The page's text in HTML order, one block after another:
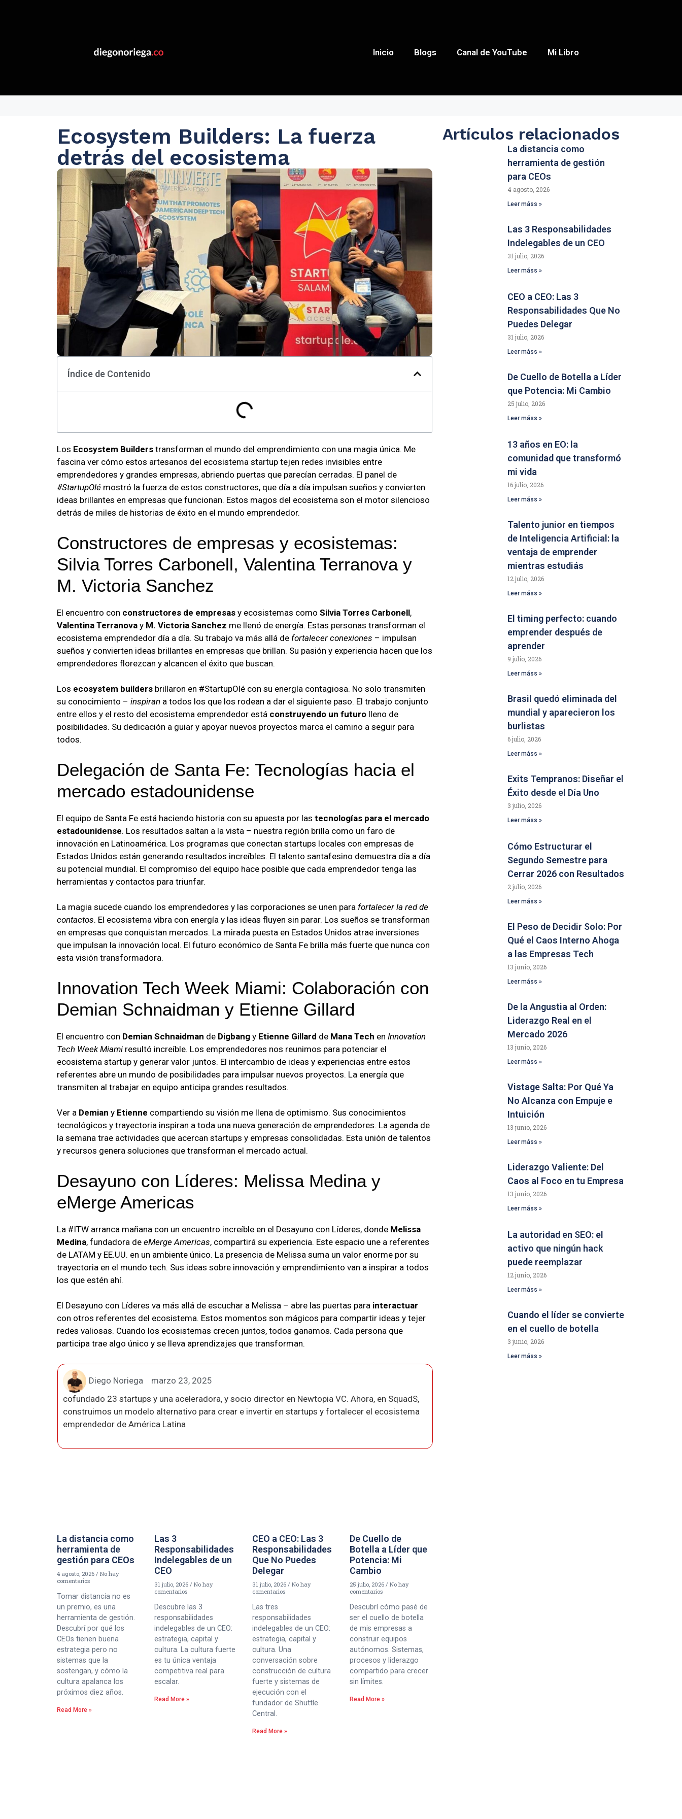
Inicio Blogs Canal de YouTube Mi Libro
Ecosystem Builders: La fuerza
detrás del ecosistema
Índice de Contenido
Los Ecosystem Builders transforman el mundo del emprendimiento con una magia única. Me
fascina ver cómo estos artesanos del ecosistema startup tejen redes invisibles entre
emprendedores y grandes empresas, abriendo puertas que parecían cerradas. El panel de
#StartupOlé mostró la fuerza de estos constructores, que día a día impulsan sueños y convierten
ideas brillantes en empresas que funcionan. Estos magos del ecosistema son el motor silencioso
detrás de miles de historias de éxito en el mundo emprendedor.
Constructores de empresas y ecosistemas:
Silvia Torres Carbonell, Valentina Terranova y
M. Victoria Sanchez
El encuentro con constructores de empresas y ecosistemas como Silvia Torres Carbonell,
Valentina Terranova y M. Victoria Sanchez me llenó de energía. Estas personas transforman el
ecosistema emprendedor día a día. Su trabajo va más allá de fortalecer conexiones – impulsan
sueños y convierten ideas brillantes en empresas que brillan. Su pasión y experiencia hacen que los
emprendedores florezcan y alcancen el éxito que buscan.
Los ecosystem builders brillaron en #StartupOlé con su energía contagiosa. No solo transmiten
su conocimiento – inspiran a todos los que los rodean a dar el siguiente paso. El trabajo conjunto
entre ellos y el resto del ecosistema emprendedor está construyendo un futuro lleno de
posibilidades. Su dedicación a guiar y apoyar nuevos proyectos marca el camino a seguir para
todos.
Delegación de Santa Fe: Tecnologías hacia el
mercado estadounidense
El equipo de Santa Fe está haciendo historia con su apuesta por las tecnologías para el mercado
estadounidense. Los resultados saltan a la vista – nuestra región brilla como un faro de
innovación en Latinoamérica. Los programas que conectan startups locales con empresas de
Estados Unidos están generando resultados increíbles. El talento santafesino demuestra día a día
su potencial mundial. El compromiso del equipo hace posible que cada emprendedor tenga las
herramientas y contactos para triunfar.
La magia sucede cuando los emprendedores y las corporaciones se unen para fortalecer la red de
contactos. El ecosistema vibra con energía y las ideas fluyen sin parar. Los sueños se transforman
en empresas que conquistan mercados. La mirada puesta en Estados Unidos atrae inversiones
que impulsan la innovación local. El futuro económico de Santa Fe brilla más fuerte que nunca con
esta visión transformadora.
Innovation Tech Week Miami: Colaboración con
Demian Schnaidman y Etienne Gillard
El encuentro con Demian Schnaidman de Digbang y Etienne Gillard de Mana Tech en Innovation
Tech Week Miami resultó increíble. Los emprendedores nos reunimos para potenciar el
ecosistema startup y generar valor juntos. El intercambio de ideas y experiencias entre estos
referentes abre un mundo de posibilidades para impulsar nuevos proyectos. La energía que
transmiten al trabajar en equipo anticipa grandes resultados.
Ver a Demian y Etienne compartiendo su visión me llena de optimismo. Sus conocimientos
tecnológicos y trayectoria inspiran a toda una nueva generación de emprendedores. La agenda de
la semana trae actividades que acercan startups y empresas consolidadas. Esta unión de talentos
y recursos genera soluciones que transforman el mercado actual.
Desayuno con Líderes: Melissa Medina y
eMerge Americas
La #ITW arranca mañana con un encuentro increíble en el Desayuno con Líderes, donde Melissa
Medina, fundadora de eMerge Americas, compartirá su experiencia. Este espacio une a referentes
de LATAM y EE.UU. en un ambiente único. La presencia de Melissa suma un valor enorme por su
trayectoria en el mundo tech. Sus ideas sobre innovación y emprendimiento van a inspirar a todos
los que estén ahí.
El Desayuno con Líderes va más allá de escuchar a Melissa – abre las puertas para interactuar
con otros referentes del ecosistema. Estos momentos son mágicos para compartir ideas y tejer
redes valiosas. Cuando los ecosistemas crecen juntos, todos ganamos. Cada persona que
participa trae algo único y se lleva aprendizajes que transforman.
Diego Noriega
marzo 23, 2025
cofundado 23 startups y una aceleradora, y socio director en Newtopia VC. Ahora, en SquadS,
construimos un modelo alternativo para crear e invertir en startups y fortalecer el ecosistema
emprendedor de América Latina
La distancia como
herramienta de
gestión para CEOs
4 agosto, 2026
No hay
comentarios
Tomar distancia no es
un premio, es una
herramienta de gestión.
Descubrí por qué los
CEOs tienen buena
estrategia pero no
sistemas que la
sostengan, y cómo la
cultura apalanca los
próximos diez años.
Read More »
Las 3
Responsabilidades
Indelegables de un
CEO
31 julio, 2026 No hay
comentarios
Descubre las 3
responsabilidades
indelegables de un CEO:
estrategia, capital y
cultura. La cultura fuerte
es tu única ventaja
competitiva real para
escalar.
Read More »
CEO a CEO: Las 3
Responsabilidades
Que No Puedes
Delegar
31 julio, 2026
No hay
comentarios
Las tres
responsabilidades
indelegables de un CEO:
estrategia, capital y
cultura. Una
conversación sobre
construcción de cultura
fuerte y sistemas de
ejecución con el
fundador de Shuttle
Central.
Read More »
De Cuello de
Botella a Líder que
Potencia: Mi
Cambio
25 julio, 2026 No hay
comentarios
Descubrí cómo pasé de
ser el cuello de botella
de mis empresas a
construir equipos
autónomos. Sistemas,
procesos y liderazgo
compartido para crecer
sin límites.
Read More »
Artículos relacionados
La distancia como
herramienta de gestión
para CEOs
4 agosto, 2026
Leer máss »
Las 3 Responsabilidades
Indelegables de un CEO
31 julio, 2026
Leer máss »
CEO a CEO: Las 3
Responsabilidades Que No
Puedes Delegar
31 julio, 2026
Leer máss »
De Cuello de Botella a Líder
que Potencia: Mi Cambio
25 julio, 2026
Leer máss »
13 años en EO: la
comunidad que transformó
mi vida
16 julio, 2026
Leer máss »
Talento junior en tiempos
de Inteligencia Artificial: la
ventaja de emprender
mientras estudiás
12 julio, 2026
Leer máss »
El timing perfecto: cuando
emprender después de
aprender
9 julio, 2026
Leer máss »
Brasil quedó eliminada del
mundial y aparecieron los
burlistas
6 julio, 2026
Leer máss »
Exits Tempranos: Diseñar el
Éxito desde el Día Uno
3 julio, 2026
Leer máss »
Cómo Estructurar el
Segundo Semestre para
Cerrar 2026 con Resultados
2 julio, 2026
Leer máss »
El Peso de Decidir Solo: Por
Qué el Caos Interno Ahoga
a las Empresas Tech
13 junio, 2026
Leer máss »
De la Angustia al Orden:
Liderazgo Real en el
Mercado 2026
13 junio, 2026
Leer máss »
Vistage Salta: Por Qué Ya
No Alcanza con Empuje e
Intuición
13 junio, 2026
Leer máss »
Liderazgo Valiente: Del
Caos al Foco en tu Empresa
13 junio, 2026
Leer máss »
La autoridad en SEO: el
activo que ningún hack
puede reemplazar
12 junio, 2026
Leer máss »
Cuando el líder se convierte
en el cuello de botella
3 junio, 2026
Leer máss »